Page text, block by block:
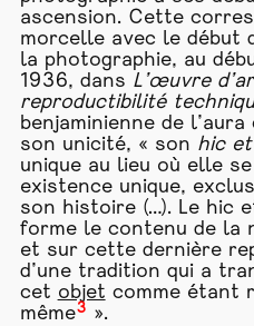
ascension. Cette
morcelle avec le début
la photographie, au
1936, dans L’œuvre
reproductibilité
benjaminienne de
son unicité, « son hic
unique au lieu où elle
existence unique,
son histoire (…). Le hic
forme le contenu de la
et sur cette dernière
d’une tradition qui a
cet objet comme étant
même3 ».